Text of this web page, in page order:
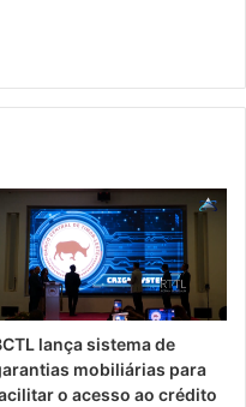
lança sistema de
mobiliárias para
o acesso ao crédito